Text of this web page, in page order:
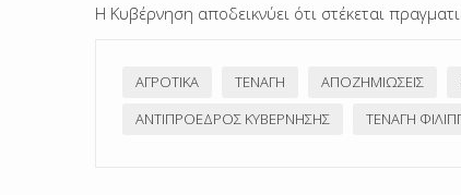
Η Κυβέρνηση αποδεικνύει ότι στέκεται
ΑΓΡΟΤΙΚΆ ΤΕΝΆΓΗ ΑΠΟΖΗΜΙΏΣΕΙΣ
ΑΝΤΙΠΡΌΕΔΡΟΣ ΚΥΒΈΡΝΗΣΗΣ
ΤΕΝΆΓΗ